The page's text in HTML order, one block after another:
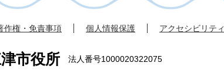
作権・免責事項 個人情報保護 アクセシビリティ
市役所 法人番号1000020322075